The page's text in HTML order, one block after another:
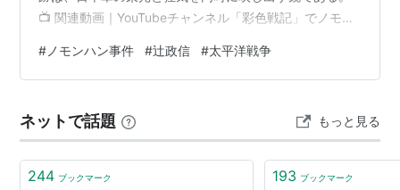
📺 関連動画｜YouTubeチャンネル「彩色戦記」でノモン
https://www.youtube.com/@ai_senjo 起：人物紹介 37
歳の少佐参謀が、満洲の草原で関東軍を動かしていた。
織上は関東軍作戦参謀のなかでも最末席に過ぎなかっ
た。それでも稲田正純・参謀本部作戦課長が「事実上の
関東軍司令官」と評するほどの…
# ノモンハン事件 #辻政信 #太平洋戦争
ネットで話題 もっと見る
244 ブックマーク 193 ブックマーク